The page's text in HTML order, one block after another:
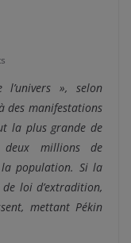
», selon
des manifestations
la plus grande de
deux millions de
population. Si la
loi d’extradition,
mettant Pékin